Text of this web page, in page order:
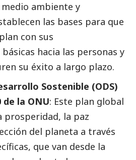
ambiente y
las bases para que
con sus
hacia las personas y
su éxito a largo plazo.
Sostenible (ODS)
de la ONU: Este plan global
prosperidad, la paz
del planeta a través
que van desde la